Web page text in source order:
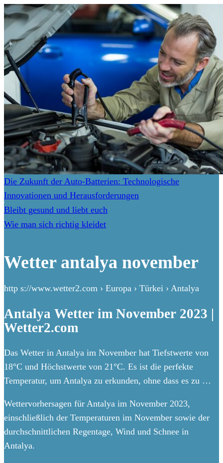
Die Zukunft der Auto-Batterien: Technologische
Innovationen und Herausforderungen
Bleibt gesund und liebt euch
Wie man sich richtig kleidet
Wetter antalya november
http s://www.wetter2.com › Europa › Türkei › Antalya
Antalya Wetter im November 2023 |
Wetter2.com
Das Wetter in Antalya im November hat Tiefstwerte von
18°C und Höchstwerte von 21°C. Es ist die perfekte
Temperatur, um Antalya zu erkunden, ohne dass es zu …
Wettervorhersagen für Antalya im November 2023,
einschließlich der Temperaturen im November sowie der
durchschnittlichen Regentage, Wind und Schnee in
Antalya.